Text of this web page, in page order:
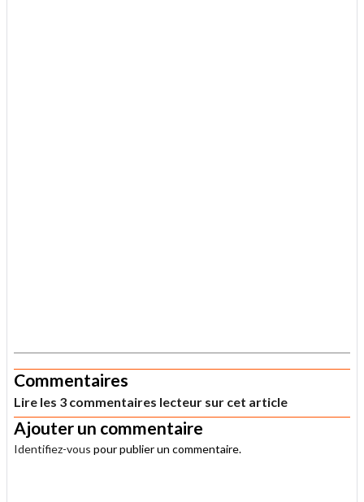
Commentaires
Lire les 3 commentaires lecteur sur cet article
Ajouter un commentaire
Identifiez-vous pour publier un commentaire.